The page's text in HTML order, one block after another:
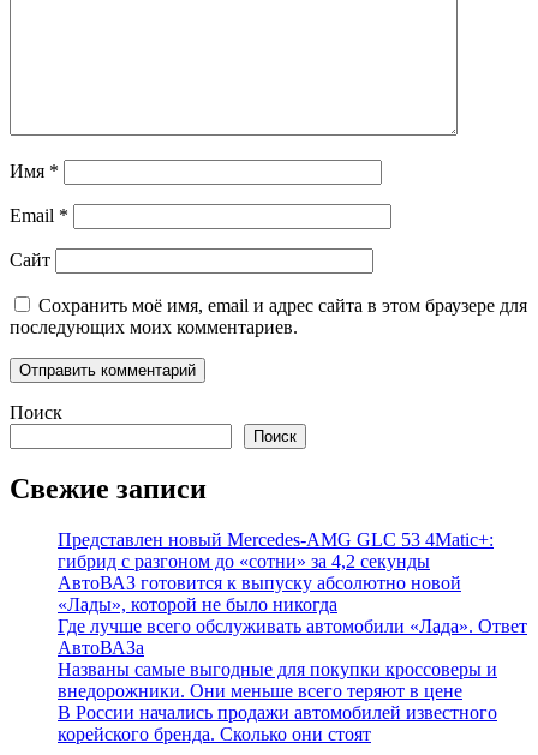
Имя *
Email *
Сайт
Сохранить моё имя, email и адрес сайта в этом браузере для
последующих моих комментариев.
Поиск
Поиск
Свежие записи
Представлен новый Mercedes-AMG GLC 53 4Matic+:
гибрид с разгоном до «сотни» за 4,2 секунды
АвтоВАЗ готовится к выпуску абсолютно новой
«Лады», которой не было никогда
Где лучше всего обслуживать автомобили «Лада». Ответ
АвтоВАЗа
Названы самые выгодные для покупки кроссоверы и
внедорожники. Они меньше всего теряют в цене
В России начались продажи автомобилей известного
корейского бренда. Сколько они стоят